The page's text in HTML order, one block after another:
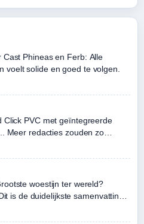
Cast Phineas en Ferb: Alle
voelt solide en goed te volgen.
Click PVC met geïntegreerde
Meer redacties zouden zo
woestijn ter wereld?
is de duidelijkste samenvatting